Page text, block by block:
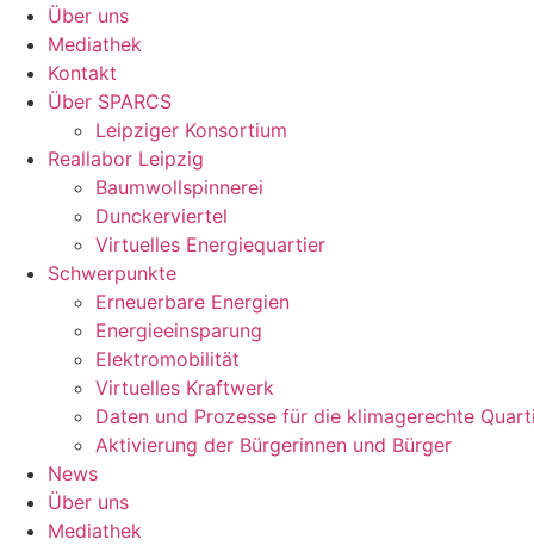
Über uns
Mediathek
Kontakt
Über SPARCS
Leipziger Konsortium
Reallabor Leipzig
Baumwollspinnerei
Dunckerviertel
Virtuelles Energiequartier
Schwerpunkte
Erneuerbare Energien
Energieeinsparung
Elektromobilität
Virtuelles Kraftwerk
Daten und Prozesse für die klimagerechte
Aktivierung der Bürgerinnen und Bürger
News
Über uns
Mediathek